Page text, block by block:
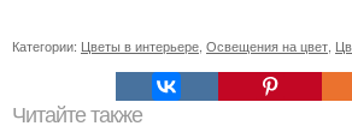
Категории: Цветы в интерьере, Освещения на цвет,
Читайте также